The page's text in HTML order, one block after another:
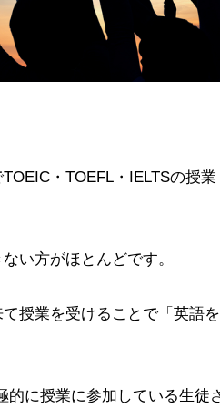
TOEIC・TOEFL・IELTSの授業
い方がほとんどです。
授業を受けることで「英語を
的に授業に参加している生徒